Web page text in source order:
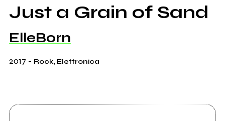
Just a Grain of Sand
ElleBorn
2017 - Rock, Elettronica